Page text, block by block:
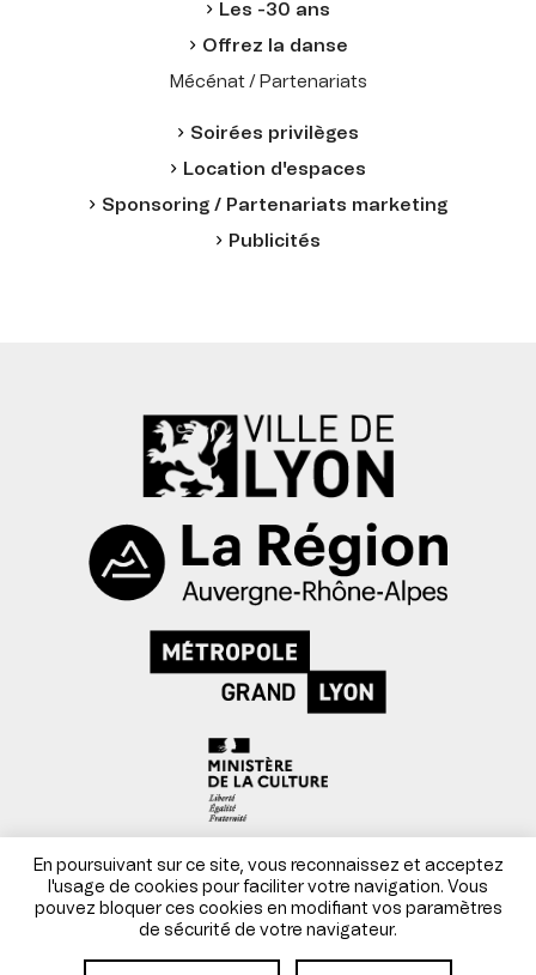
Les -30 ans
Offrez la danse
Mécénat / Partenariats
Soirées privilèges
Location d'espaces
Sponsoring / Partenariats marketing
Publicités
Mentions légales
Conditions générales de vente
Site par Danka
En poursuivant sur ce site, vous reconnaissez et acceptez
l'usage de cookies pour faciliter votre navigation. Vous
pouvez bloquer ces cookies en modifiant vos paramètres
de sécurité de votre navigateur.